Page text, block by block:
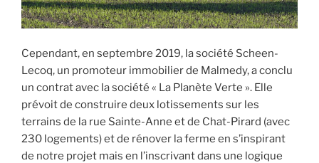
Cependant, en septembre 2019, la société Scheen-
Lecoq, un promoteur immobilier de Malmedy, a conclu
un contrat avec la société « La Planète Verte ». Elle
prévoit de construire deux lotissements sur les
terrains de la rue Sainte-Anne et de Chat-Pirard (avec
230 logements) et de rénover la ferme en s’inspirant
de notre projet mais en l’inscrivant dans une logique